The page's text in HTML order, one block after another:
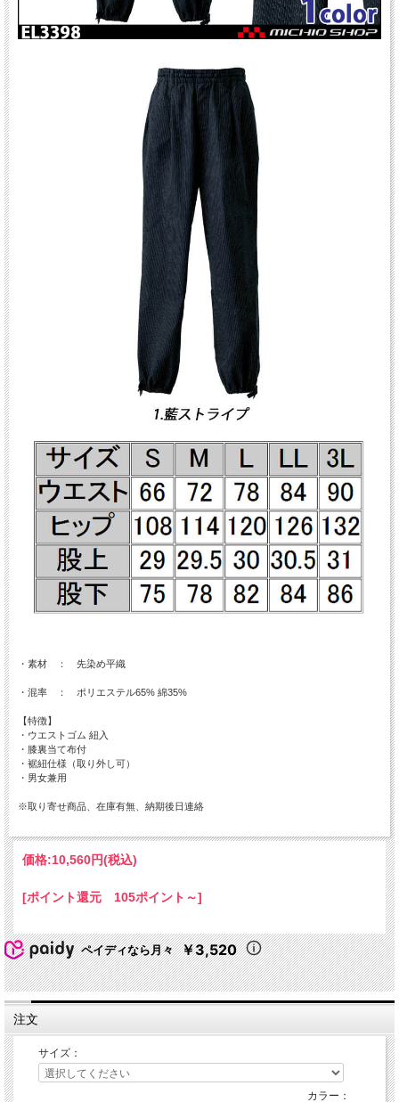
・素材 ： 先染め平織
・混率 ： ポリエステル65% 綿35%
【特徴】
・ウエストゴム 紐入
・膝裏当て布付
・裾紐仕様（取り外し可）
・男女兼用
※取り寄せ商品、在庫有無、納期後日連絡
価格:10,560円(税込)
[ポイント還元 105ポイント～]
ペイディなら月々 ￥3,520
注文
サイズ：
カラー：